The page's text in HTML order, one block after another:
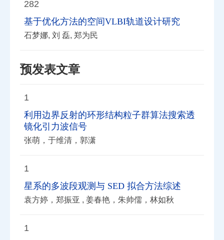
282
基于优化方法的空间VLBI轨道设计研究
石梦娜, 刘 磊, 郑为民
预发表文章
1
利用边界反射的环形结构粒子群算法搜索透
镜化引力波信号
张萌，于维清，郭潇
1
星系的多波段观测与 SED 拟合方法综述
袁方婷，郑振亚 , 姜春艳，朱帅儒，林如秋
1